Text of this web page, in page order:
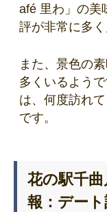
afé 里わ」の美
評が非常に多く
また、景色の
多くいるよう
は、何度訪れ
です。
花の駅千
報：デー